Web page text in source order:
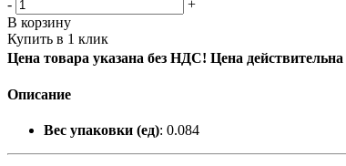
-
+
В корзину
Купить в 1 клик
Цена товара указана без НДС! Цена
Описание
Вес упаковки (ед): 0.084